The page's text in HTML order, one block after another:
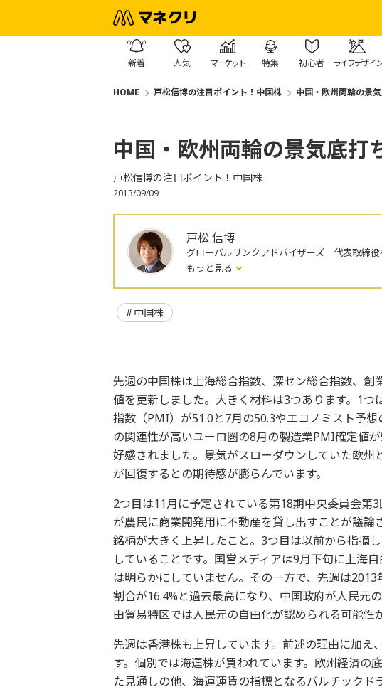
新着 人気 マーケット 特集 初心者 ライフデザイン
HOME 戸松信博の注目ポイント！中国株 中国・欧州両輪の景
中国・欧州両輪の景気底打
戸松信博の注目ポイント！中国株
2013/09/09
戸松 信博
グローバルリンクアドバイザーズ 代表取締役
もっと見る
中国株
先週の中国株は上海総合指数、深セン総合指数、
値を更新しました。大きく材料は3つあります。1
指数（PMI）が51.0と7月の50.3やエコノミスト予
の関連性が高いユーロ圏の8月の製造業PMI確定値
好感されました。景気がスローダウンしていた欧
が回復するとの期待感が膨らんでいます。
2つ目は11月に予定されている第18期中央委員会第
が農民に商業開発用に不動産を貸し出すことが議
銘柄が大きく上昇したこと。3つ目は以前から指摘
していることです。国営メディアは9月下旬に上海
は明らかにしていません。その一方で、先週は
割合が16.4%と過去最高になり、中国政府が人民元
由貿易特区では人民元の自由化が認められる可能性
先週は香港株も上昇しています。前述の理由に加え
す。個別では海運株が買われています。欧州経済の
た見通しの他、海運運賃の指標となるバルチック